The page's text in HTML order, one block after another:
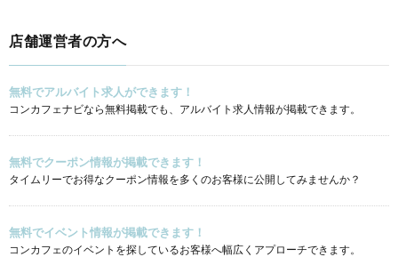
店舗運営者の方へ
無料でアルバイト求人ができます！
コンカフェナビなら無料掲載でも、アルバイト求人情報が掲載できます。
無料でクーポン情報が掲載できます！
タイムリーでお得なクーポン情報を多くのお客様に公開してみませんか？
無料でイベント情報が掲載できます！
コンカフェのイベントを探しているお客様へ幅広くアプローチできます。